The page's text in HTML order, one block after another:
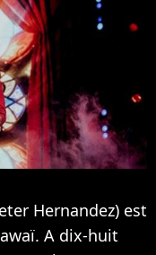
Hernandez) est
A dix-huit